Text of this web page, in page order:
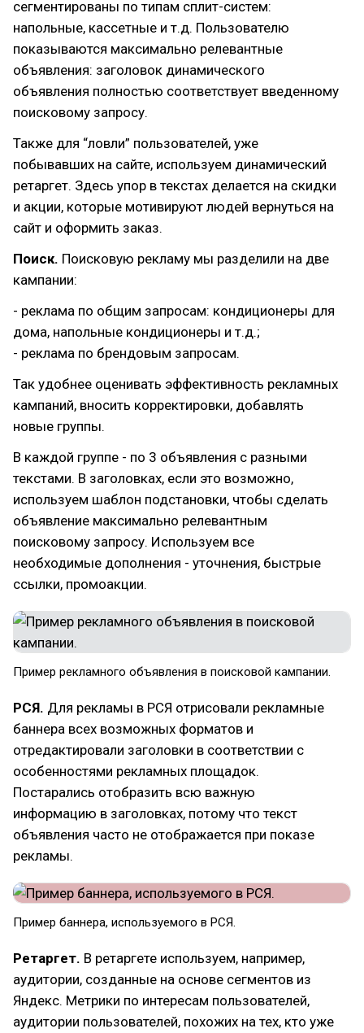
сегментированы по типам сплит-систем:
напольные, кассетные и т.д. Пользователю
показываются максимально релевантные
объявления: заголовок динамического
объявления полностью соответствует введенному
поисковому запросу.
Также для “ловли” пользователей, уже
побывавших на сайте, используем динамический
ретаргет. Здесь упор в текстах делается на скидки
и акции, которые мотивируют людей вернуться на
сайт и оформить заказ.
Поиск. Поисковую рекламу мы разделили на две
кампании:
- реклама по общим запросам: кондиционеры для
дома, напольные кондиционеры и т.д.;
- реклама по брендовым запросам.
Так удобнее оценивать эффективность рекламных
кампаний, вносить корректировки, добавлять
новые группы.
В каждой группе - по 3 объявления с разными
текстами. В заголовках, если это возможно,
используем шаблон подстановки, чтобы сделать
объявление максимально релевантным
поисковому запросу. Используем все
необходимые дополнения - уточнения, быстрые
ссылки, промоакции.
Пример рекламного объявления в поисковой кампании.
РСЯ. Для рекламы в РСЯ отрисовали рекламные
баннера всех возможных форматов и
отредактировали заголовки в соответствии с
особенностями рекламных площадок.
Постарались отобразить всю важную
информацию в заголовках, потому что текст
объявления часто не отображается при показе
рекламы.
Пример баннера, используемого в РСЯ.
Ретаргет. В ретаргете используем, например,
аудитории, созданные на основе сегментов из
Яндекс. Метрики по интересам пользователей,
аудитории пользователей, похожих на тех, кто уже